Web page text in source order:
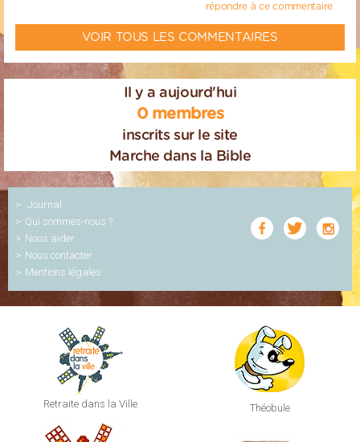
répondre à ce commentaire
VOIR TOUS LES COMMENTAIRES
Il y a aujourd'hui
0 membres
inscrits sur le site
Marche dans la Bible
Journal
Qui sommes-nous ?
Nous aider
Nous contacter
Mentions légales
Retraite dans la Ville Théobule